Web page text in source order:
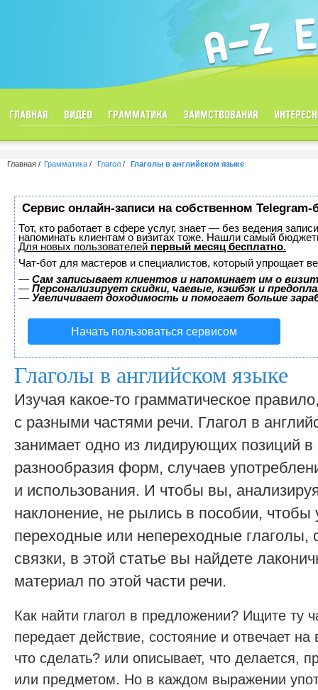
ГЛАВНАЯ ВИДЕО ГРАММАТИКА ЗАИМСТВОВАНИЯ
Главная Грамматика Глагол Глаголы в английском языке
Сервис онлайн-записи на собственном Telegram-
Тот, кто работает в сфере услуг, знает — без ведения
напоминать клиентам о визитах тоже. Нашли самый
Для новых пользователей первый месяц бесплатно.
Чат-бот для мастеров и специалистов, который упрощает
— Сам записывает клиентов и напоминает им о
— Персонализирует скидки, чаевые, кэшбэк и
— Увеличивает доходимость и помогает больше
Начать пользоваться сервисом
Глаголы в английском языке
Изучая какое-то грамматическое
с разными частями речи. Глагол в
занимает одно из лидирующих позиций в
разнообразия форм, случаев
и использования. И чтобы вы,
наклонение, не рылись в пособии, чтобы
переходные или непереходные
связки, в этой статье вы найдете
материал по этой части речи.
Как найти глагол в предложении? Ищите ту
передает действие, состояние и отвечает на
что сделать? или описывает, что делается,
или предметом. Но в каждом выражении